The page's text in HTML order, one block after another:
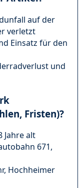
auf der
verletzt
Einsatz für den
und
Fristen)?
Jahre alt
671,
Hochheimer